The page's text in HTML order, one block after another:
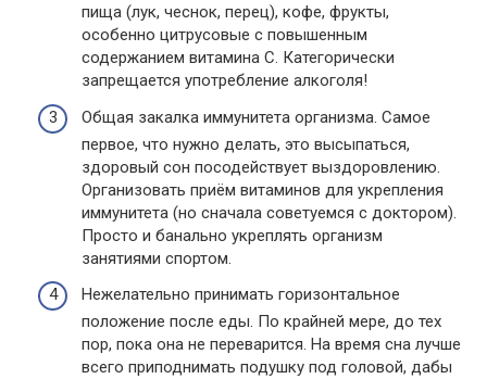
пища (лук, чеснок, перец), кофе, фрукты,
особенно цитрусовые с повышенным
содержанием витамина С. Категорически
запрещается употребление алкоголя!
Общая закалка иммунитета организма. Самое
первое, что нужно делать, это высыпаться,
здоровый сон посодействует выздоровлению.
Организовать приём витаминов для укрепления
иммунитета (но сначала советуемся с доктором).
Просто и банально укреплять организм
занятиями спортом.
Нежелательно принимать горизонтальное
положение после еды. По крайней мере, до тех
пор, пока она не переварится. На время сна лучше
всего приподнимать подушку под головой, дабы